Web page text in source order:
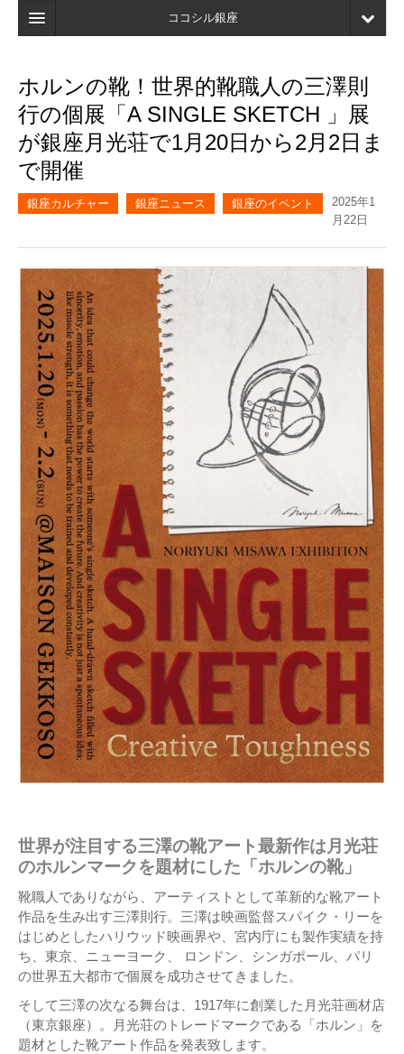
ココシル銀座
検索
店舗・施設最新情報
口コミ
マイページ
ホルンの靴！世界的靴職人の三澤則
行の個展「A SINGLE SKETCH 」展
が銀座月光荘で1月20日から2月2日ま
で開催
銀座カルチャー 銀座ニュース 銀座のイベント
2025年1
月22日
世界が注目する三澤の靴アート最新作は月光荘
のホルンマークを題材にした「ホルンの靴」
靴職人でありながら、アーティストとして革新的な靴アート
作品を生み出す三澤則行。三澤は映画監督スパイク・リーを
はじめとしたハリウッド映画界や、宮内庁にも製作実績を持
ち、東京、ニューヨーク、 ロンドン、シンガポール、パリ
の世界五大都市で個展を成功させてきました。
そして三澤の次なる舞台は、1917年に創業した月光荘画材店
（東京銀座）。月光荘のトレードマークである「ホルン」を
題材とした靴アート作品を発表致します。